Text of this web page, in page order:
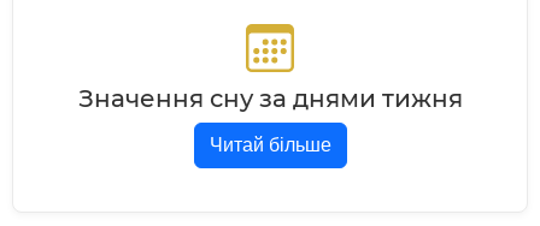
Значення сну за днями тижня
Читай більше